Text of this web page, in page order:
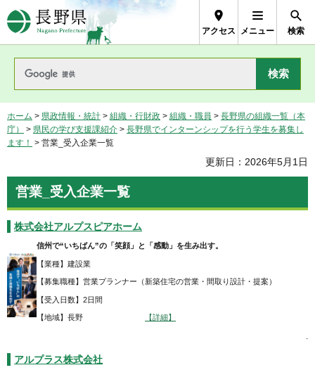
長野県Nagano Prefecture
アクセス メニュー 検索
ホーム > 県政情報・統計 > 組織・行財政 > 組織・職員 > 長野県の組織一覧（本
庁）
> 県民の学び支援課紹介 > 長野県でインターンシップを行う学生を募集し
ます！ > 営業_受入企業一覧
更新日：2026年5月1日
営業_受入企業一覧
株式会社アルプスピアホーム
信州で“いちばん”の「笑顔」と「感動」を生み出す。
【業種】建設業
【募集職種】営業プランナー（新築住宅の営業・間取り設計・提案）
【受入日数】2日間
【地域】長野 【詳細】
.
アルプラス株式会社